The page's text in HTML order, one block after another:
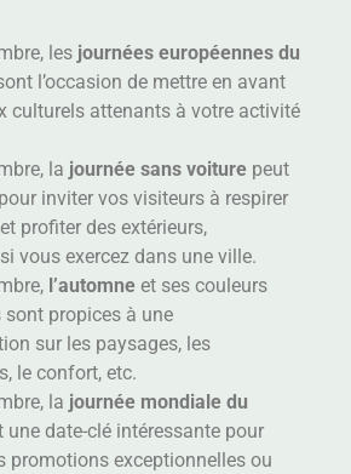
les journées européennes du
l’occasion de mettre en avant
culturels attenants à votre activité
la journée sans voiture peut
inviter vos visiteurs à respirer
profiter des extérieurs,
vous exercez dans une ville.
l’automne et ses couleurs
propices à une
sur les paysages, les
le confort, etc.
la journée mondiale du
une date-clé intéressante pour
promotions exceptionnelles ou